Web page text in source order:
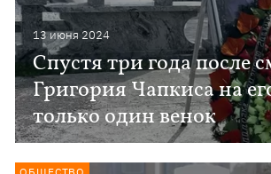
13 июня 2024
Спустя три года после
Григория Чапкиса на
только один венок